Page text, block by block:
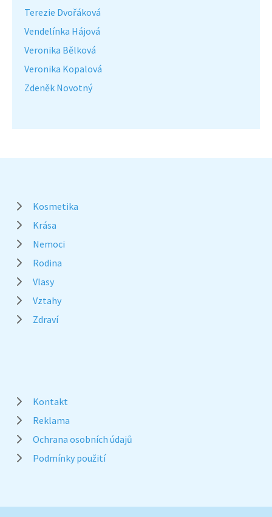
Terezie Dvořáková
Vendelínka Hájová
Veronika Bělková
Veronika Kopalová
Zdeněk Novotný
Kosmetika
Krása
Nemoci
Rodina
Vlasy
Vztahy
Zdraví
Kontakt
Reklama
Ochrana osobních údajů
Podmínky použití